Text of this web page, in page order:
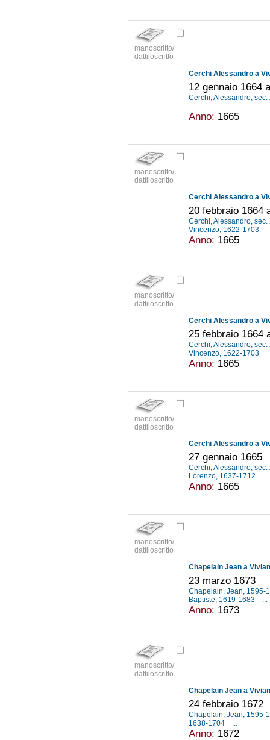
manoscritto/
dattiloscritto
Cerchi Alessandro a
12 gennaio 1664
Cerchi, Alessandro, sec.
...
Anno: 1665
manoscritto/
dattiloscritto
Cerchi Alessandro a
20 febbraio 1664
Cerchi, Alessandro, sec.
Vincenzo, 1622-1703
Anno: 1665
manoscritto/
dattiloscritto
Cerchi Alessandro a
25 febbraio 1664
Cerchi, Alessandro, sec.
Vincenzo, 1622-1703
Anno: 1665
manoscritto/
dattiloscritto
Cerchi Alessandro a
27 gennaio 1665
Cerchi, Alessandro, sec.
Lorenzo, 1637-1712
...
Anno: 1665
manoscritto/
dattiloscritto
Chapelain Jean a
23 marzo 1673
Chapelain, Jean, 1595-
Baptiste, 1619-1683
...
Anno: 1673
manoscritto/
dattiloscritto
Chapelain Jean a
24 febbraio 1672
Chapelain, Jean, 1595-
1638-1704
...
Anno: 1672